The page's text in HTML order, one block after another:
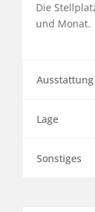
Die
und Monat.
Ausstattung
Lage
Sonstiges